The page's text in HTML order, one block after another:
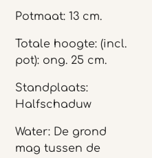
Potmaat: 13 cm.
Totale hoogte: (incl.
pot): ong. 25 cm.
Standplaats:
Halfschaduw
Water: De grond
mag tussen de